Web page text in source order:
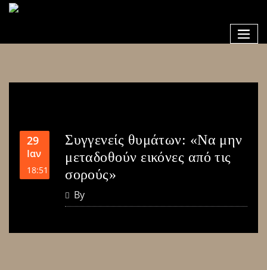
29
Ιαν
18:51
Συγγενείς θυμάτων: «Να μην
μεταδοθούν εικόνες από τις
σορούς»
By